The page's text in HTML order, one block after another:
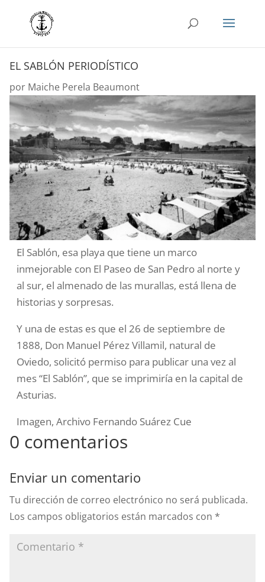
EL SABLÓN PERIODÍSTICO
por Maiche Perela Beaumont
El Sablón, esa playa que tiene un marco
inmejorable con El Paseo de San Pedro al norte y
al sur, el almenado de las murallas, está llena de
historias y sorpresas.
Y una de estas es que el 26 de septiembre de
1888, Don Manuel Pérez Villamil, natural de
Oviedo, solicitó permiso para publicar una vez al
mes “El Sablón”, que se imprimiría en la capital de
Asturias.
Imagen, Archivo Fernando Suárez Cue
0 comentarios
Enviar un comentario
Tu dirección de correo electrónico no será publicada.
Los campos obligatorios están marcados con *